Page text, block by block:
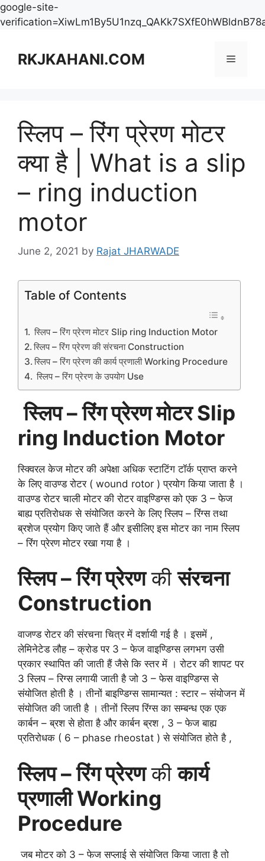
google-site-
contentRKJKAHANI.COM Menu
स्लिप – रिंग प्रेरण मोटर
क्या है | What is a slip
– ring induction
motor
June 2, 2021 by Rajat JHARWADE
Table of Contents
स्लिप – रिंग प्रेरण मोटर Slip ring Induction Motor
स्लिप – रिंग प्रेरण की संरचना Construction
स्लिप – रिंग प्रेरण की कार्य प्रणाली Working Procedure
स्लिप – रिंग प्रेरण के उपयोग Use
स्लिप – रिंग प्रेरण मोटर Slip
ring Induction Motor
स्क्विरल केज मोटर की अपेक्षा अधिक स्टाटिंग टॉर्क प्राप्त करने
के लिए वाउण्ड रोटर ( wound rotor ) प्रयोग किया जाता है ।
वाउण्ड रोटर चाली मोटर की रोटर वाइण्डिग्स को एक 3 – फेज
बाह्य प्रतिरोधक से संयोजित करने के लिए स्लिप – रिंग्स तथा
ब्रशेज प्रयोग किए जाते हैं और इसीलिए इस मोटर का नाम स्लिप
– रिंग प्रेरण मोटर रखा गया है ।
स्लिप – रिंग प्रेरणकीसंरचना
Construction
वाजण्ड रोटर की संरचना चित्र में दर्शायी गई है । इसमें ,
लेमिनेटेड लौह – क्रोड पर 3 – फेज वाइण्डिग्स लगभग उसी
प्रकार स्थापित की जाती हैं जैसे कि स्तर में । रोटर की शापट पर
3 स्लिप – रिग्स लगायी जाती है जो 3 – फेस वाइण्डिग्स से
संयोजित होती है । तीनों बाइण्डिग्स सामान्यत : स्टार – संयोजन में
संयोजित की जाती है । तीनों स्लिप रिंग्स का सम्बन्ध एक एक
कार्बन – ब्रश से होता है और कार्बन ब्रश , 3 – फेज बाह्य
प्रतिरोधक ( 6 – phase rheostat ) से संयोजित होते है ,
स्लिप – रिंग प्रेरणकीकार्य
प्रणाली Working
Procedure
जब मोटर को 3 – फेज सप्लाई से संयोजित किया जाता है तो